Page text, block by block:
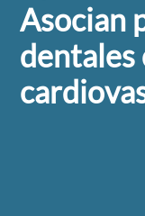
Asocian
dentales